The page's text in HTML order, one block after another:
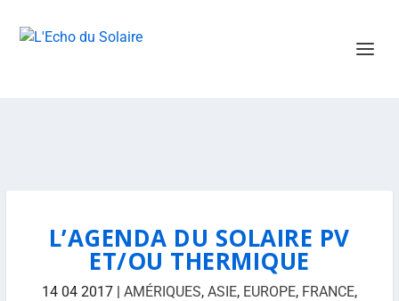
L’AGENDA DU SOLAIRE PV
ET/OU THERMIQUE
14 04 2017| AMÉRIQUES, ASIE, EUROPE, FRANCE,